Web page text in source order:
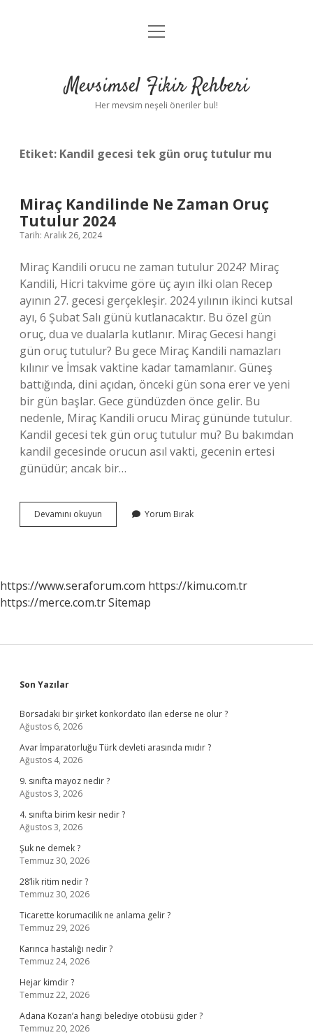
Anasayfa
Yasal Uyarı
menüyü
Mevsimsel Fikir Rehberi
Her mevsim neşeli öneriler bul!
Etiket: Kandil gecesi tek gün oruç tutulur mu
Miraç Kandilinde Ne Zaman Oruç
Tutulur 2024
Tarih: Aralık 26, 2024
Miraç Kandili orucu ne zaman tutulur 2024? Miraç
Kandili, Hicri takvime göre üç ayın ilki olan Recep
ayının 27. gecesi gerçekleşir. 2024 yılının ikinci kutsal
ayı, 6 Şubat Salı günü kutlanacaktır. Bu özel gün
oruç, dua ve dualarla kutlanır. Miraç Gecesi hangi
gün oruç tutulur? Bu gece Miraç Kandili namazları
kılınır ve İmsak vaktine kadar tamamlanır. Güneş
battığında, dini açıdan, önceki gün sona erer ve yeni
bir gün başlar. Gece gündüzden önce gelir. Bu
nedenle, Miraç Kandili orucu Miraç gününde tutulur.
Kandil gecesi tek gün oruç tutulur mu? Bu bakımdan
kandil gecesinde orucun asıl vakti, gecenin ertesi
günüdür; ancak bir…
Devamını okuyun
Kandilinde
2024
Yorum Bırak
https://www.seraforum.com https://kimu.com.tr
https://merce.com.trSitemap
Sidebar
Son Yazılar
Borsadaki bir şirket konkordato ilan ederse ne olur ?
Ağustos 6, 2026
Avar İmparatorluğu Türk devleti arasında mıdır ?
Ağustos 4, 2026
9. sınıfta mayoz nedir ?
Ağustos 3, 2026
4. sınıfta birim kesir nedir ?
Ağustos 3, 2026
Şuk ne demek ?
Temmuz 30, 2026
28’lik ritim nedir ?
Temmuz 30, 2026
Ticarette korumacilik ne anlama gelir ?
Temmuz 29, 2026
Karınca hastalığı nedir ?
Temmuz 24, 2026
Hejar kimdir ?
Temmuz 22, 2026
Adana Kozan’a hangi belediye otobüsü gider ?
Temmuz 20, 2026